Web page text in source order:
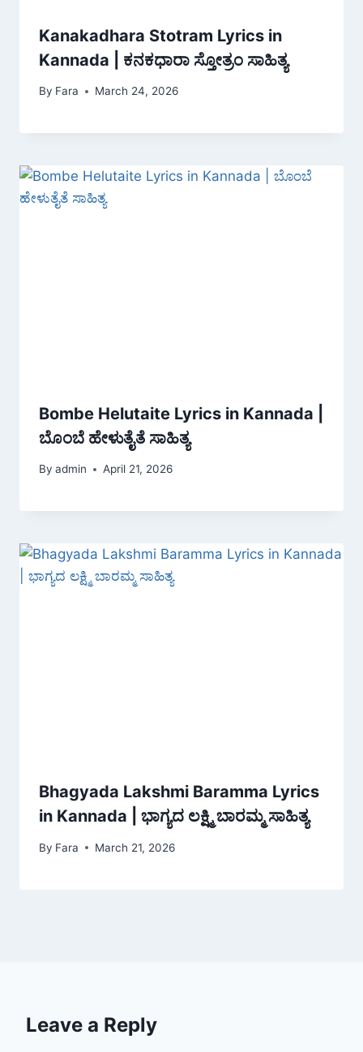
Kanakadhara Stotram Lyrics in
Kannada | ಕನಕಧಾರಾ ಸ್ತೋತ್ರಂ ಸಾಹಿತ್ಯ
By Fara March 24, 2026
Bombe Helutaite Lyrics in Kannada |
ಬೊಂಬೆ ಹೇಳುತೈತೆ ಸಾಹಿತ್ಯ
By admin April 21, 2026
Bhagyada Lakshmi Baramma Lyrics
in Kannada | ಭಾಗ್ಯದ ಲಕ್ಷ್ಮಿ ಬಾರಮ್ಮ ಸಾಹಿತ್ಯ
By Fara March 21, 2026
Leave a Reply